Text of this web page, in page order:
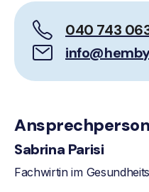
040 743
Sabrina Parisi
Fachwirtin im